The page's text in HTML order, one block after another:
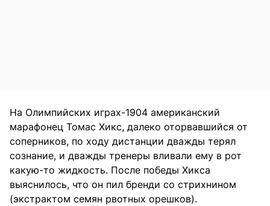
На Олимпийских играх-1904 американский
марафонец Томас Хикс, далеко оторвавшийся от
соперников, по ходу дистанции дважды терял
сознание, и дважды тренеры вливали ему в рот
какую-то жидкость. После победы Хикса
выяснилось, что он пил бренди со стрихнином
(экстрактом семян рвотных орешков).